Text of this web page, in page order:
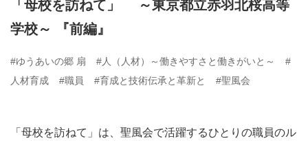
「母校を訪ねて」 ～東京都立赤羽北桜高等
学校～ 『前編』
#ゆうあいの郷 扇 #人（人材）～働きやすさと働きがいと～
#
人材育成
#職員 #育成と技術伝承と革新と #聖風会
「母校を訪ねて」は、聖風会で活躍するひとりの職員のル